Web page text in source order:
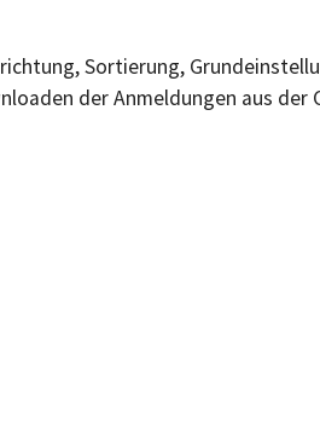
Sortierung,
der Anmeldungen aus der